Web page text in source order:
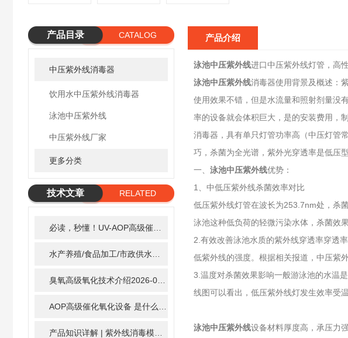
产品目录 CATALOG
中压紫外线消毒器
饮用水中压紫外线消毒器
泳池中压紫外线
中压紫外线厂家
更多分类
技术文章
RELATED
2026-07-03
2026-
臭氧高级氧化技术介绍2026-02-27
2024-01-16
产品介绍
泳池中压紫外线进口中压紫外线灯管，高
泳池中压紫外线消毒器使用背景及概述：
使用效果不错，但是水流量和照射剂量没
率的设备就会体积巨大，是的安装费用，
消毒器，具有单只灯管功率高（中压灯管
巧，杀菌为全光谱，紫外光穿透率是低压
一、 泳池中压紫外线优势：
1、中低压紫外线杀菌效率对比
低压紫外线灯管在波长为253.7nm处，杀
泳池这种低负荷的轻微污染水体，杀菌效果
2.有效改善泳池水质的紫外线穿透率穿透
低紫外线的强度。根据相关报道，中压紫
3.温度对杀菌效果影响一般游泳池的水温
线图可以看出，低压紫外线灯发生效率受
泳池中压紫外线设备材料厚度高，承压力